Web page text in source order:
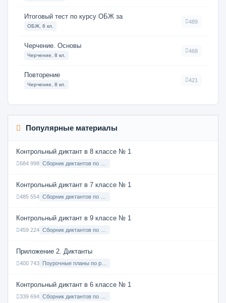
Итоговый тест по курсу ОБЖ за
ОБЖ, 6 кл.
489
Черчение. Основы
Черчение, 8 кл.
468
Повторение
Черчение, 8 кл.
421
Популярные материалы
Контрольный диктант в 8 классе № 1
684 998
Контрольный диктант в 7 классе № 1
485 554
Контрольный диктант в 9 классе № 1
459 224
Приложение 2. Диктанты
400 743
Контрольный диктант в 6 классе № 1
339 694